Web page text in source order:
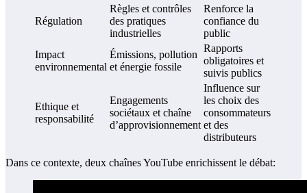
Régulation
Règles et contrôles
des pratiques
industrielles
Renforce la
confiance du
public
Impact
environnemental
Émissions, pollution
et énergie fossile
Rapports
obligatoires et
suivis publics
Ethique et
responsabilité
Engagements
sociétaux et chaîne
d’approvisionnement
Influence sur
les choix des
consommateurs
et des
distributeurs
Dans ce contexte, deux chaînes YouTube enrichissent le débat: